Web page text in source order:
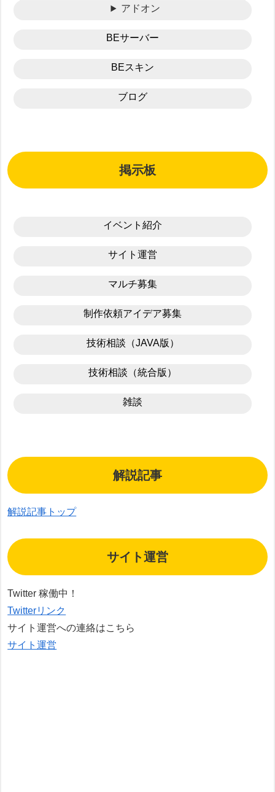
アドオン
BEサーバー
BEスキン
ブログ
掲示板
イベント紹介
サイト運営
マルチ募集
制作依頼アイデア募集
技術相談（JAVA版）
技術相談（統合版）
雑談
解説記事
解説記事トップ
サイト運営
Twitter 稼働中！
Twitterリンク
サイト運営への連絡はこちら
サイト運営